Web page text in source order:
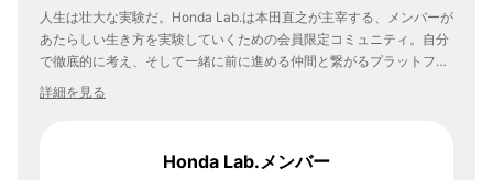
人生は壮大な実験だ。Honda Lab.は本田直之が主宰する、メンバーが
あたらしい生き方を実験していくための会員限定コミュニティ。自分
で徹底的に考え、そして一緒に前に進める仲間と繋がるプラットフォ
ームです。
詳細を見る
Honda Lab.メンバー